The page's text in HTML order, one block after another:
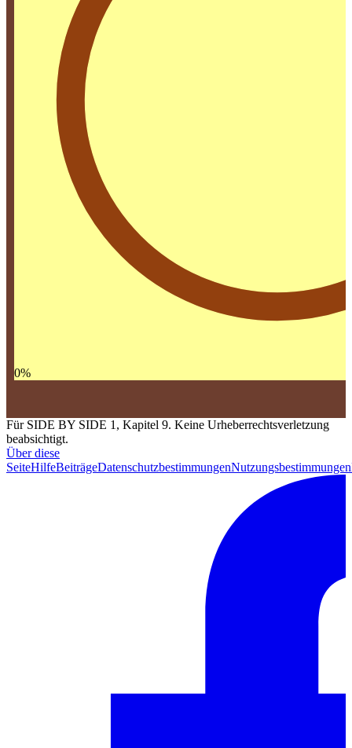
0%
Für SIDE BY SIDE 1, Kapitel 9. Keine Urheberrechtsverletzung
beabsichtigt.
Über diese
SeiteHilfeBeiträgeDatenschutzbestimmungenNutzungsbestimmungen